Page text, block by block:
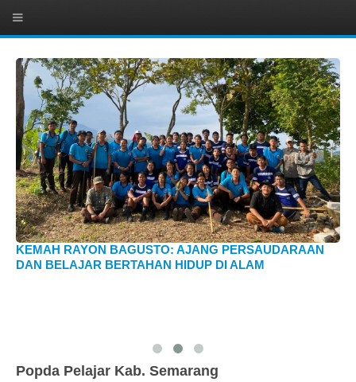
KEMAH RAYON BAGUSTO: AJANG PERSAUDARAAN
DAN BELAJAR BERTAHAN HIDUP DI ALAM
Popda Pelajar Kab. Semarang